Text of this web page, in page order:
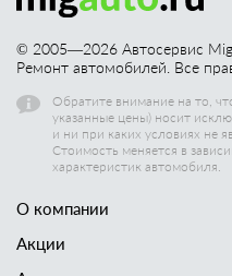
© 2005—2026 Автосервис
Ремонт автомобилей. Все
Обратите внимание на то,
указанные цены) носит
и ни при каких условиях не
Стоимость меняется в
характеристик автомобиля.
О компании
Акции